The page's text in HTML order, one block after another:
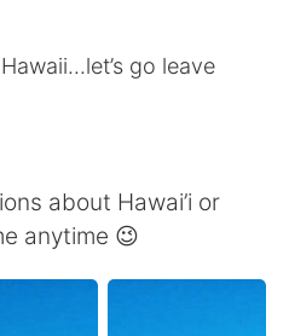
中文
go leave
about Hawai’i or
anytime 😉